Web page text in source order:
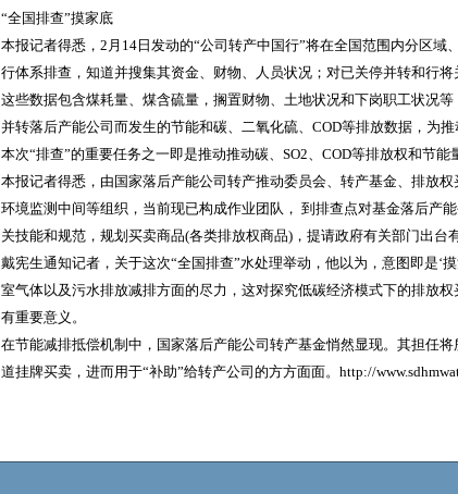
“全国排查”摸家底
本报记者得悉，2月14日发动的“公司转产中国行”将在全国范围内分区域
行体系排查，知道并搜集其资金、财物、人员状况；对已关停并转和行将
这些数据包含煤耗量、煤含硫量，搁置财物、土地状况和下岗职工状况
并转落后产能公司而发生的节能和碳、二氧化硫、COD等排放数据，为推
本次“排查”的重要任务之一即是推动推动碳、SO2、COD等排放权和节能
本报记者得悉，由国家落后产能公司转产推动委员会、转产基金、排放
环境监测中间等组织，当前现已构成作业团队， 到排查点对基金落后产
关技能和规范，规划买卖商品(各类排放权商品)，提请政府有关部门出台
戴宪生通知记者，关于这次“全国排查”水处理举动，他以为，意图即是‘
室气体以及污水排放减排方面的尽力，这对探究低碳经济模式下的排放
有重要意义。
在节能减排抵偿机制中，国家落后产能公司转产基金悄然显现。其担任
道挂牌买卖，进而用于“补助”给转产公司的方方面面。http://